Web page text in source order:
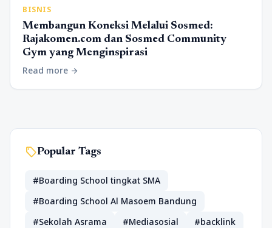
BISNIS
Membangun Koneksi Melalui Sosmed:
Rajakomen.com dan Sosmed Community
Gym yang Menginspirasi
Read more arrow_forward
sellPopular Tags
#Boarding School tingkat SMA
#Boarding School Al Masoem Bandung
#Sekolah Asrama
#Mediasosial
#backlink